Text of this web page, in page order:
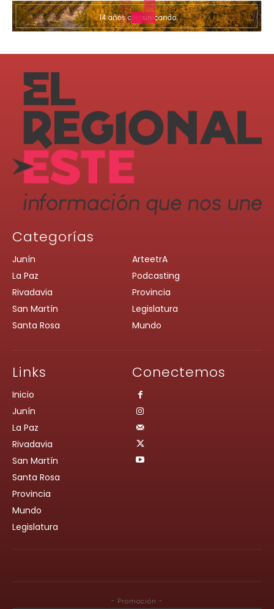
Categorías
Junín
La Paz
Rivadavia
San Martín
Santa Rosa
ArteetrA
Podcasting
Provincia
Legislatura
Mundo
Links
Inicio
Junín
La Paz
Rivadavia
San Martín
Santa Rosa
Provincia
Mundo
Legislatura
Conectemos
- Promoción -